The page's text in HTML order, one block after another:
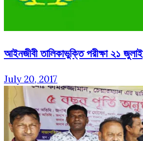
আইনজীবী তালিকাভুক্তি পরীক্ষা ২১ জুলাই
July 20, 2017